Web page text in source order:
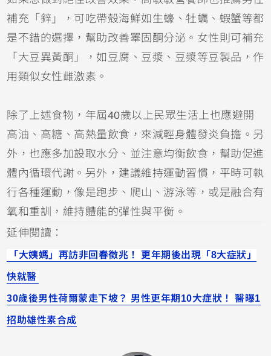
補充「鋅」，可吃帶殼海鮮如生蠔、牡蠣、蝦蟹等都
是不錯的選擇，幫助改善睪固酮分泌。女性則可補充
「大豆異黃酮」，如豆腐、豆漿、豆漿等豆製品，作
用類似女性雌激素。
除了上述食物，年屆40歲以上民眾生活上也應避開
高油、高糖、高熱量飲食，來減輕身體發炎負擔。另
外，也應多加設取水分、並注意均衡飲食，幫助促進
體內循環代謝。另外，建議維持運動習慣，平時可執
行各種運動，像是跑步、爬山、游泳等，或是融合有
氧和重訓，維持體能的彈性與平衡。
延伸閱讀：
「大姨媽」再訪非回春徵兆！ 更年期後出現「8大症狀」
快就醫
30歲後男性荷爾蒙走下坡？ 男性更年期10大症狀！ 醫曝1
招助雄性素合成